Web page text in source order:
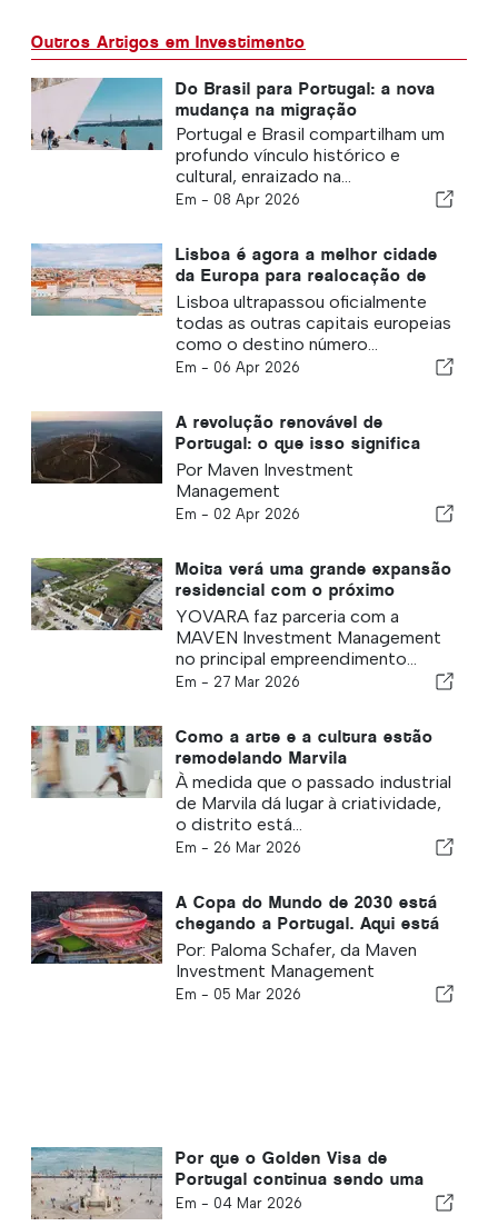
Outros Artigos em Investimento
Do Brasil para Portugal: a nova
mudança na migração
Portugal e Brasil compartilham um
profundo vínculo histórico e
cultural, enraizado na...
Em - 08 Apr 2026
Lisboa é agora a melhor cidade
da Europa para realocação de
milionários — mas o que
realmente os atrai?
Lisboa ultrapassou oficialmente
todas as outras capitais europeias
como o destino número...
Em - 06 Apr 2026
A revolução renovável de
Portugal: o que isso significa
para o investimento em
infraestrutura
Por Maven Investment
Management
Em - 02 Apr 2026
Moita verá uma grande expansão
residencial com o próximo
projeto
YOVARA faz parceria com a
MAVEN Investment Management
no principal empreendimento...
Em - 27 Mar 2026
Como a arte e a cultura estão
remodelando Marvila
À medida que o passado industrial
de Marvila dá lugar à criatividade,
o distrito está...
Em - 26 Mar 2026
A Copa do Mundo de 2030 está
chegando a Portugal. Aqui está
o que isso significa para
investidores imobiliários
Por: Paloma Schafer, da Maven
Investment Management
Em - 05 Mar 2026
Por que o Golden Visa de
Portugal continua sendo uma
das rotas de residência mais
Em - 04 Mar 2026